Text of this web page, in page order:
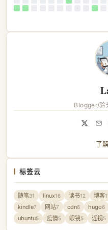
Blogger/验
了
标签云
随笔31 linux16 读书12 博客
kindle7 网站7 cdn6 hugo6
ubuntu5 疫情5 眼镜5 近视5